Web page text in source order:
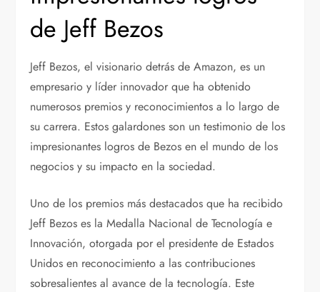
de Jeff Bezos
Jeff Bezos, el visionario detrás de Amazon, es un
empresario y líder innovador que ha obtenido
numerosos premios y reconocimientos a lo largo de
su carrera. Estos galardones son un testimonio de los
impresionantes logros de Bezos en el mundo de los
negocios y su impacto en la sociedad.
Uno de los premios más destacados que ha recibido
Jeff Bezos es la Medalla Nacional de Tecnología e
Innovación, otorgada por el presidente de Estados
Unidos en reconocimiento a las contribuciones
sobresalientes al avance de la tecnología. Este